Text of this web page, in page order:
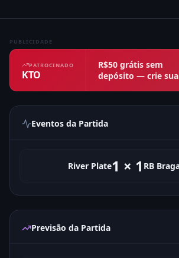
PUBLICIDADE
PATROCINADO
KTO
R$50 grátis sem
depósito — crie sua
Eventos da Partida
River Plate1 × 1
Previsão da Partida